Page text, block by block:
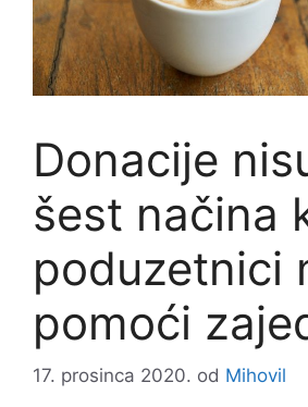
Donacije
šest načina
poduzetnici
pomoći
17. prosinca 2020. od Mihovil